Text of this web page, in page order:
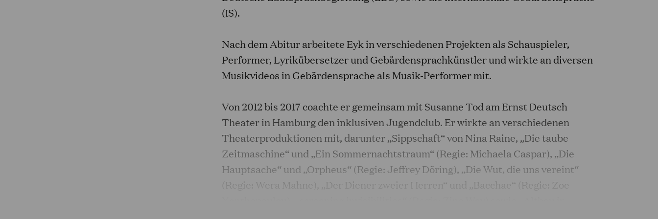
(IS).
Nach dem Abitur arbeitete Eyk in verschiedenen Projekten als Schauspieler,
Performer, Lyrikübersetzer und Gebärdensprachkünstler und wirkte an diversen
Musikvideos in Gebärdensprache als Musik-Performer mit.
Von 2012 bis 2017 coachte er gemeinsam mit Susanne Tod am Ernst Deutsch
Theater in Hamburg den inklusiven Jugendclub. Er wirkte an verschiedenen
Theaterproduktionen mit, darunter „Sippschaft“ von Nina Raine, „Die taube
Zeitmaschine“ und „Ein Sommernachtstraum“ (Regie: Michaela Caspar), „Die
Hauptsache“ und „Orpheus“ (Regie: Jeffrey Döring), „Die Wut, die uns vereint“
(Regie: Wera Mahne), „Der Diener zweier Herren“ und „Bacchae“ (Regie: Zoe